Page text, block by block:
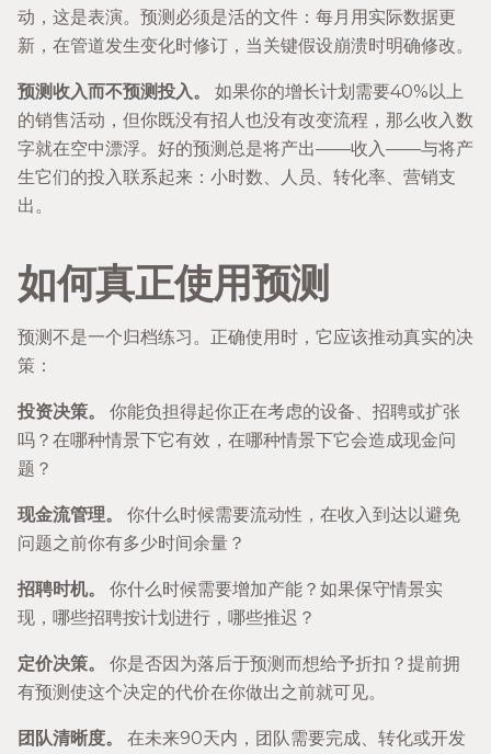
动，这是表演。预测必须是活的文件：每月用实际数据更
新，在管道发生变化时修订，当关键假设崩溃时明确修改。
预测收入而不预测投入。
如果你的增长计划需要40%以上
的销售活动，但你既没有招人也没有改变流程，那么收入数
字就在空中漂浮。好的预测总是将产出——收入——与将产
生它们的投入联系起来：小时数、人员、转化率、营销支
出。
如何真正使用预测
预测不是一个归档练习。正确使用时，它应该推动真实的决
策：
投资决策。
你能负担得起你正在考虑的设备、招聘或扩张
吗？在哪种情景下它有效，在哪种情景下它会造成现金问
题？
现金流管理。
你什么时候需要流动性，在收入到达以避免
问题之前你有多少时间余量？
招聘时机。
你什么时候需要增加产能？如果保守情景实
现，哪些招聘按计划进行，哪些推迟？
定价决策。
你是否因为落后于预测而想给予折扣？提前拥
有预测使这个决定的代价在你做出之前就可见。
团队清晰度。 在未来90天内，团队需要完成、转化或开发